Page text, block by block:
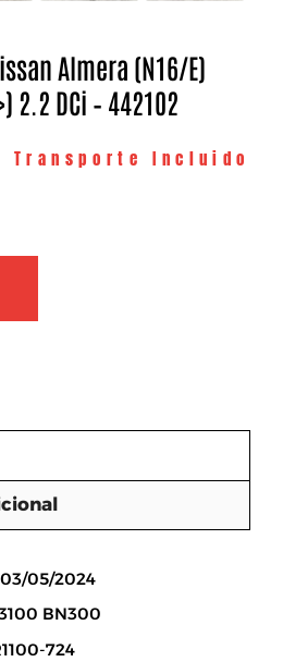
Almera (N16/E)
2.2 DCi – 442102
Transporte Incluido
05/2024
BN300
724